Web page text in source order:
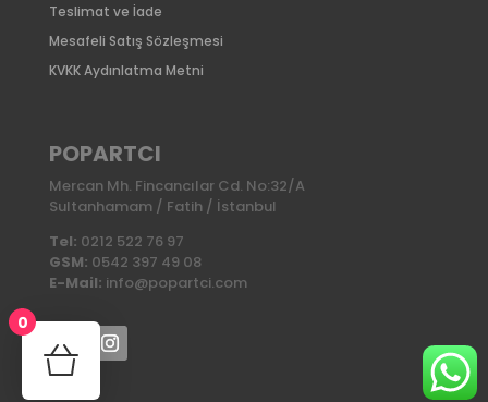
Teslimat ve İade
Mesafeli Satış Sözleşmesi
KVKK Aydınlatma Metni
POPARTCI
Mercan Mh. Fincancılar Cd. No:32/A
Sultanhamam / Fatih / İstanbul
Tel: 0212 522 76 97
GSM: 0542 397 49 08
E-Mail: info@popartci.com
0